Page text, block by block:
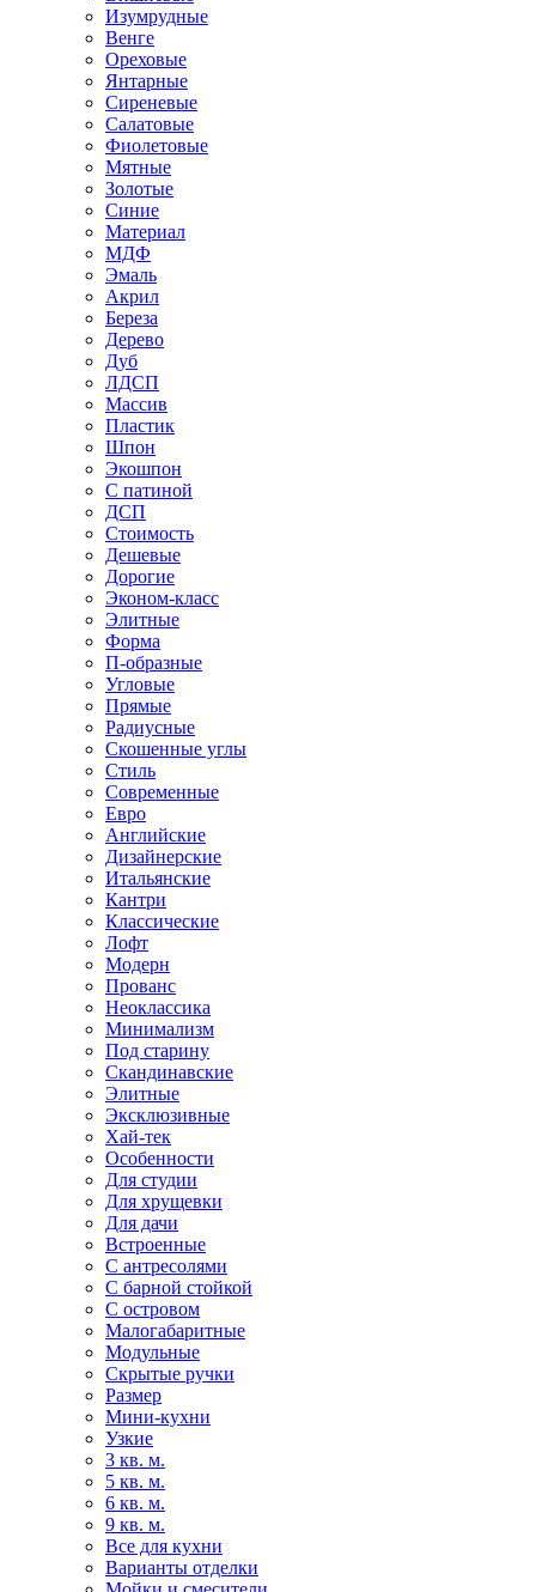
Изумрудные
Венге
Ореховые
Янтарные
Сиреневые
Салатовые
Фиолетовые
Мятные
Золотые
Синие
Материал
МДФ
Эмаль
Акрил
Береза
Дерево
Дуб
ЛДСП
Массив
Пластик
Шпон
Экошпон
С патиной
ДСП
Стоимость
Дешевые
Дорогие
Эконом-класс
Элитные
Форма
П-образные
Угловые
Прямые
Радиусные
Скошенные углы
Стиль
Современные
Евро
Английские
Дизайнерские
Итальянские
Кантри
Классические
Лофт
Модерн
Прованс
Неоклассика
Минимализм
Под старину
Скандинавские
Элитные
Эксклюзивные
Хай-тек
Особенности
Для студии
Для хрущевки
Для дачи
Встроенные
С антресолями
С барной стойкой
С островом
Малогабаритные
Модульные
Скрытые ручки
Размер
Мини-кухни
Узкие
3 кв. м.
5 кв. м.
6 кв. м.
9 кв. м.
Все для кухни
Варианты отделки